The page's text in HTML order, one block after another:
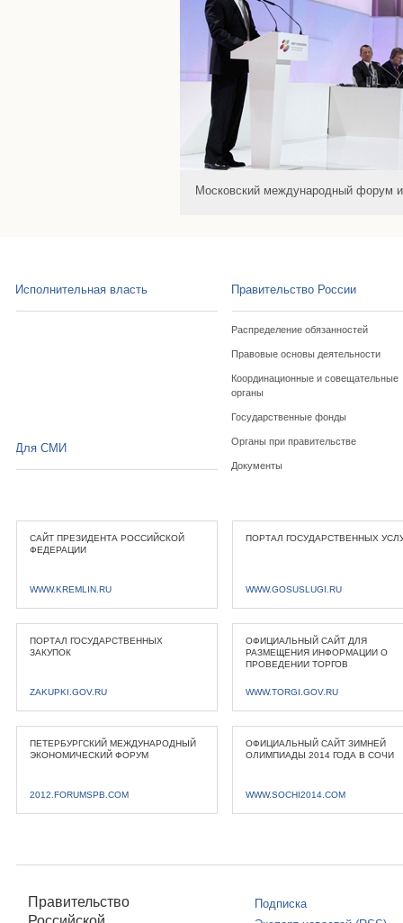
Московский международный форум
Исполнительная власть Правительство России
Распределение обязанностей
Правовые основы деятельности
Координационные и совещательные
органы
Государственные фонды
Органы при правительстве
Документы
Для СМИ
САЙТ ПРЕЗИДЕНТА РОССИЙСКОЙ
ФЕДЕРАЦИИ
WWW.KREMLIN.RU
ПОРТАЛ ГОСУДАРСТВЕННЫХ
WWW.GOSUSLUGI.RU
ПОРТАЛ ГОСУДАРСТВЕННЫХ
ЗАКУПОК
ZAKUPKI.GOV.RU
ОФИЦИАЛЬНЫЙ САЙТ ДЛЯ
РАЗМЕЩЕНИЯ ИНФОРМАЦИИ О
ПРОВЕДЕНИИ ТОРГОВ
WWW.TORGI.GOV.RU
ПЕТЕРБУРГСКИЙ МЕЖДУНАРОДНЫЙ
ЭКОНОМИЧЕСКИЙ ФОРУМ
2012.FORUMSPB.COM
ОФИЦИАЛЬНЫЙ САЙТ ЗИМНЕЙ
ОЛИМПИАДЫ 2014 ГОДА В СОЧИ
WWW.SOCHI2014.COM
Правительство
Подписка